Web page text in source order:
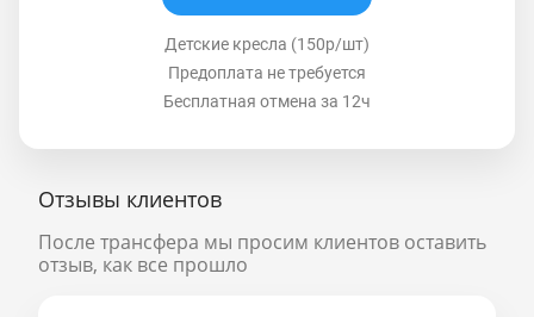
Детские кресла (150р/шт)
Предоплата не требуется
Бесплатная отмена за 12ч
Отзывы клиентов
После трансфера мы просим клиентов оставить
отзыв, как все прошло